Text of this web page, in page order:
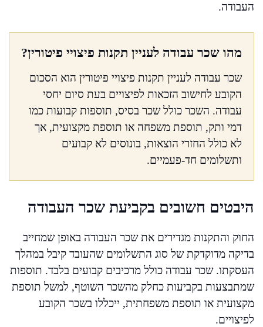
העבודה.
מהו שכר עבודה לעניין תקנות פיצויי פיטורין?
שכר עבודה לעניין תקנות פיצויי פיטורין הוא הסכום
הקובע לחישוב הזכאות לפיצויים בעת סיום יחסי
עבודה. השכר כולל שכר בסיס, תוספות קבועות כמו
דמי ותק, תוספת משפחה או תוספת מקצועית, אך
לא כולל החזרי הוצאות, בונוסים לא קבועים
ותשלומים חד-פעמיים.
היבטים חשובים בקביעת שכר העבודה
החוק והתקנות מגדירים את שכר העבודה באופן שמחייב
בדיקה מדוקדקת של סוג התשלומים שהעובד קיבל במהלך
העסקתו. שכר עבודה כולל מרכיבים קבועים בלבד. תוספות
שמתבצעות בקביעות כחלק מהשכר השוטף, למשל תוספת
מקצועית או תוספת משפחתית, ייכללו בשכר הקובע
לפיצויים.